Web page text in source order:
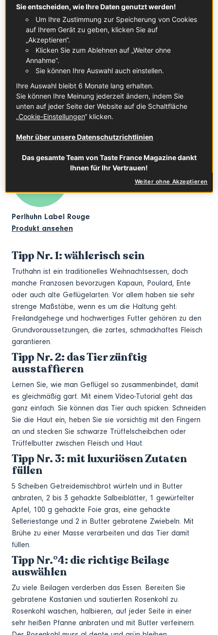
In diesem Artikel
Perlhuhn Label Rouge
Produkt ansehen
Tipp Nr. 1: wählerisch sein
Truthahn ist ein traditionelles Weihnachtsessen, doch
manche Franzosen bevorzugen Kapaun, Poulard, Ente
oder auch alte Geflügelarten. Vor allem haben sie sehr
strenge Maßstäbe, wenn es um die Haltung geht:
Freilandgehege und hochwertiges Futter gehören zu den
Grundvoraussetzungen, die zartes, schmackhaftes Fleisch
garantieren.
Tipp Nr. 2: das Tier zünftig
ausstaffieren
Lernen Sie, wie man Geflügel so zusammenbindet, damit
es gleichmäßig gart. Mit einem Video-Tutorial geht das
ganz einfach. Sie können das Tier auch spicken: Schneiden
Sie die Haut ein, heben Sie sie vorsichtig mit den Fingern
an und stecken Sie schwarze Trüffelscheibchen oder
Trüffelbutter zwischen Fleisch und Haut.
Tipp Nr. 3: mit luxuriösen Zutaten
füllen
5 Scheiben Getreidemischbrot würfeln und in Butter
anbraten, 2 bis 3 gehackte Salbeiblätter, 1 gewürfelter
Apfel, 100 g gehackte Foie gras, eine gehackte
Selleriestange und 2 in Butter gebratene Zwiebeln. Mit
Brühe zu einer Masse verarbeiten und das Tier damit
füllen.
Tipp Nr.°4: die richtige Beilage
auswählen
Zu viele Beilagen verderben das Essen. Bereiten Sie
gebratene Kastanien und sautierten Rosenkohl zu.
Rosenkohl waschen, halbieren, auf jeder Seite in einer
sehr heißen Pfanne anbraten und mit Butter verfeinern.
Sie entscheiden, wie Ihre Daten genutzt werden!
Um Ihre Zustimmung zur Speicherung von Cookies
auf Ihrem Gerät zu geben, klicken Sie auf
„Akzeptieren“.
Klicken Sie zum Ablehnen auf „Weiter ohne
Annahme“.
Sie können Ihre Auswahl auch einstellen.
Ihre Auswahl bleibt 6 Monate lang erhalten.
Sie können Ihre Meinung jederzeit ändern, indem Sie
unten auf jeder Seite der Website auf die Schaltfläche
„Cookie-Einstellungen“ klicken.
Mehr über unsere Datenschutzrichtlinien
Das gesamte Team von Taste France Magazine dankt
Ihnen für Ihr Vertrauen!
Weiter ohne Akzeptieren